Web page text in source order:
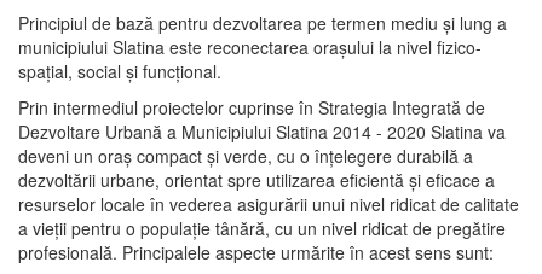
Principiul de bază pentru dezvoltarea pe termen mediu şi lung a
municipiului Slatina este reconectarea oraşului la nivel fizico-
spaţial, social şi funcţional.
Prin intermediul proiectelor cuprinse în Strategia Integrată de
Dezvoltare Urbană a Municipiului Slatina 2014 - 2020 Slatina va
deveni un oraş compact şi verde, cu o înţelegere durabilă a
dezvoltării urbane, orientat spre utilizarea eficientă şi eficace a
resurselor locale în vederea asigurării unui nivel ridicat de calitate
a vieţii pentru o populaţie tânără, cu un nivel ridicat de pregătire
profesională. Principalele aspecte urmărite în acest sens sunt: